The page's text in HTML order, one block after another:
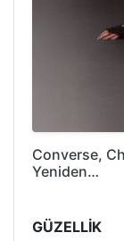
Converse,
Yeniden…
GÜZELLİK